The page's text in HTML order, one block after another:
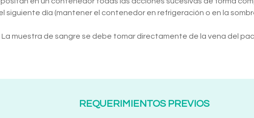
siguiente día (mantener el contenedor en refrigeración o en la
muestra de sangre se debe tomar directamente de la vena del
REQUERIMIENTOS PREVIOS